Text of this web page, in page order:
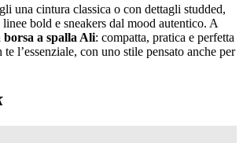
una cintura classica o con dettagli studded,
bold e sneakers dal mood autentico. A
borsa a spalla Ali: compatta, pratica e perfetta
te l’essenziale, con uno stile pensato anche per